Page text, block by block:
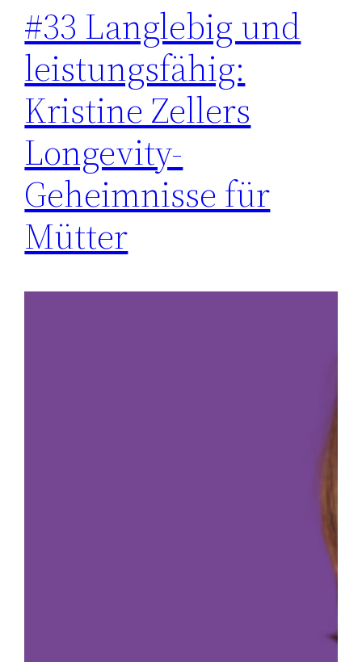
#33 Langlebig und
leistungsfähig:
Kristine Zellers
Longevity-
Geheimnisse für
Mütter